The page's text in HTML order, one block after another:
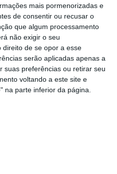
mais pormenorizadas e
de consentir ou recusar o
que algum processamento
não exigir o seu
de se opor a esse
serão aplicadas apenas a
suas preferências ou retirar seu
voltando a este site e
na parte inferior da página.
residente no Qatar,
qualificados
em diferentes áreas,
a economia deste
portuguesa é a imagem
para as novas
para o futuro”, afirma